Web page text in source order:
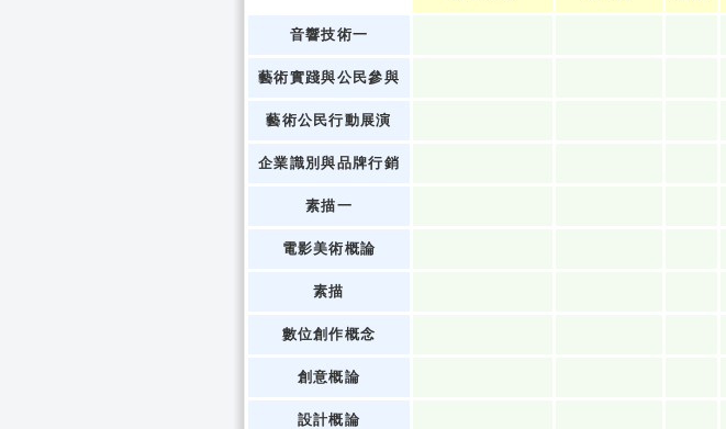
音響技術一
藝術實踐與公民參與
藝術公民行動展演
企業識別與品牌行銷
素描一
電影美術概論
素描
數位創作概念
創意概論
設計概論